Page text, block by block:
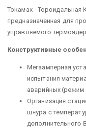
Токамак - Тороидальная
предназначенная для
управляемого
Конструктивные
Мегаамперная
испытания
аварийных
Организация
шнура с
дополнительного